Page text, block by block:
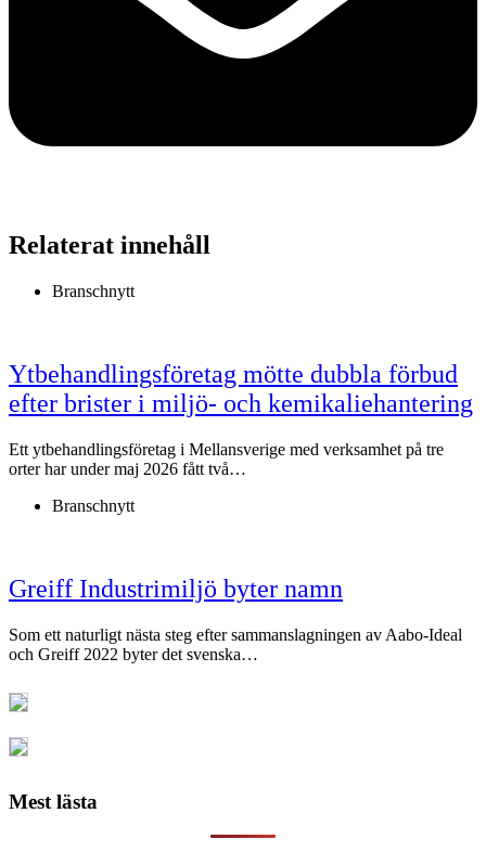
Relaterat innehåll
Branschnytt
Ytbehandlingsföretag mötte dubbla förbud
efter brister i miljö- och kemikaliehantering
Ett ytbehandlingsföretag i Mellansverige med verksamhet på tre
orter har under maj 2026 fått två…
Branschnytt
Greiff Industrimiljö byter namn
Som ett naturligt nästa steg efter sammanslagningen av Aabo-Ideal
och Greiff 2022 byter det svenska…
Mest lästa